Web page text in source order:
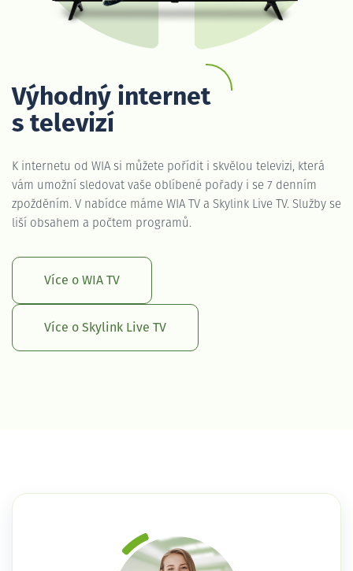
Výhodný internet
s televizí
K internetu od WIA si můžete pořídit i skvělou televizi, která
vám umožní sledovat vaše oblíbené pořady i se 7 denním
zpožděním. V nabídce máme WIA TV a Skylink Live TV. Služby se
liší obsahem a počtem programů.
Více o WIA TV
Více o Skylink Live TV